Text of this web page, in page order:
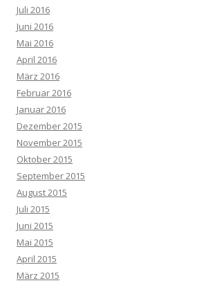
Juli 2016
Juni 2016
Mai 2016
April 2016
März 2016
Februar 2016
Januar 2016
Dezember 2015
November 2015
Oktober 2015
September 2015
August 2015
Juli 2015
Juni 2015
Mai 2015
April 2015
März 2015